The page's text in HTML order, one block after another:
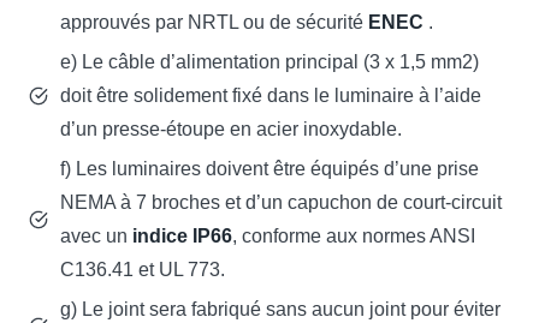
approuvés par NRTL ou de sécurité ENEC .
e) Le câble d’alimentation principal (3 x 1,5 mm2)
doit être solidement fixé dans le luminaire à l’aide
d’un presse-étoupe en acier inoxydable.
f) Les luminaires doivent être équipés d’une prise
NEMA à 7 broches et d’un capuchon de court-circuit
avec un indice IP66, conforme aux normes ANSI
C136.41 et UL 773.
g) Le joint sera fabriqué sans aucun joint pour éviter